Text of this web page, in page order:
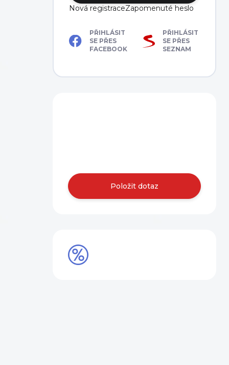
Nová registraceZapomenuté heslo
PŘIHLÁSIT
SE PŘES
FACEBOOK
PŘIHLÁSIT
SE PŘES
SEZNAM
Položit dotaz